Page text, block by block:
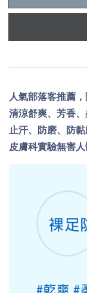
人氣部落客推薦
清涼舒爽、芳香、
止汗、防磨、防黏
皮膚科實驗無害人